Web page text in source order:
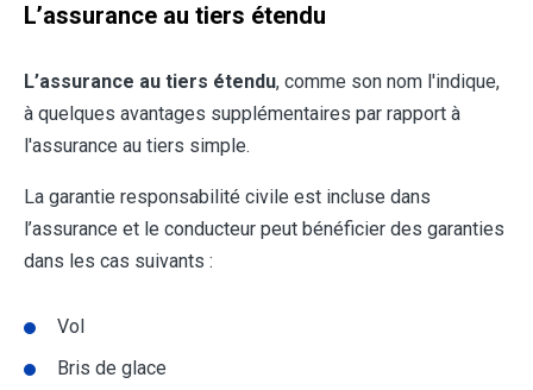
L’assurance au tiers étendu
L’assurance au tiers étendu, comme son nom l'indique,
à quelques avantages supplémentaires par rapport à
l'assurance au tiers simple.
La garantie responsabilité civile est incluse dans
l’assurance et le conducteur peut bénéficier des garanties
dans les cas suivants :
Vol
Bris de glace